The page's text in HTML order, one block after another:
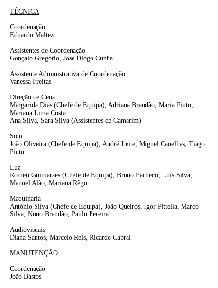
TÉCNICA
Coordenação
Eduardo Maltez
Assistentes de Coordenação
Gonçalo Gregório, José Diogo Cunha
Assistente Administrativa de Coordenação
Vanessa Freitas
Direção de Cena
Margarida Dias (Chefe de Equipa), Adriana Brandão, Maria Pinto,
Mariana Lima Costa
Ana Silva, Sara Silva (Assistentes de Camarim)
Som
João Oliveira (Chefe de Equipa), André Leite, Miguel Canelhas, Tiago
Pinto
Luz
Romeu Guimarães (Chefe de Equipa), Bruno Pacheco, Luís Silva,
Manuel Alão, Mariana Rêgo
Maquinaria
António Silva (Chefe de Equipa), João Queirós, Igor Pittella, Marco
Silva, Nuno Brandão, Paulo Pereira
Audiovisuais
Diana Santos, Marcelo Reis, Ricardo Cabral
MANUTENÇÃO
Coordenação
João Bastos